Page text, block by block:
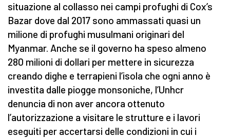
situazione al collasso nei campi profughi di Cox’s
Bazar dove dal 2017 sono ammassati quasi un
milione di profughi musulmani originari del
Myanmar. Anche se il governo ha speso almeno
280 milioni di dollari per mettere in sicurezza
creando dighe e terrapieni l’isola che ogni anno è
investita dalle piogge monsoniche, l’Unhcr
denuncia di non aver ancora ottenuto
l’autorizzazione a visitare le strutture e i lavori
eseguiti per accertarsi delle condizioni in cui i